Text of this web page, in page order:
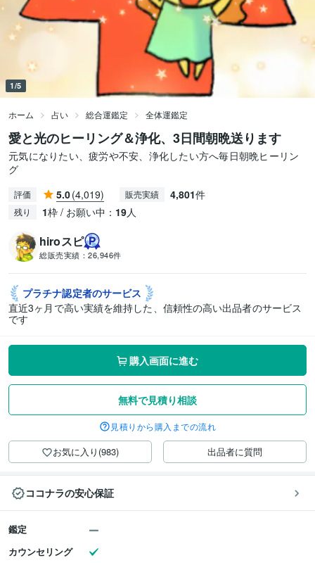
1/5
ホーム 占い 総合運鑑定 全体運鑑定
愛と光のヒーリング＆浄化、3日間朝晩送ります
元気になりたい、疲労や不安、浄化したい方へ毎日朝晩ヒーリン
グ
評価 5.0(4,019) 販売実績 4,801件
残り 1枠 / お願い中： 19人
hiroスピ
総販売実績： 26,946件
プラチナ認定者のサービス
直近3ヶ月で高い実績を維持した、信頼性の高い出品者のサービス
です
購入画面に進む
無料で見積り相談
見積りから購入までの流れ
お気に入り(983) 出品者に質問
ココナラの安心保証
鑑定
カウンセリング